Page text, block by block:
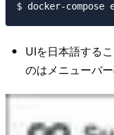
UIを日本語する
のはメニューバ